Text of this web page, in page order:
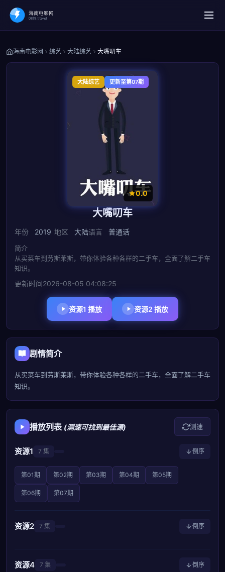
海南电影网 综艺 大陆综艺 大嘴叨车
大陆综艺 更新至第07期
0.0
大嘴叨车
年份 2019 地区 大陆语言 普通话
简介
从买菜车到劳斯莱斯，带你体验各种各样的二手车，全面了解二手车
知识。
更新时间2026-08-05 04:08:25
资源1 播放 资源2 播放
剧情简介
从买菜车到劳斯莱斯，带你体验各种各样的二手车，全面了解二手车
知识。
播放列表 (测速可找到最佳源) 测速
资源1 7 集 倒序
第01期 第02期 第03期 第04期 第05期
第06期 第07期
资源2 7 集 倒序
资源4 7 集 倒序